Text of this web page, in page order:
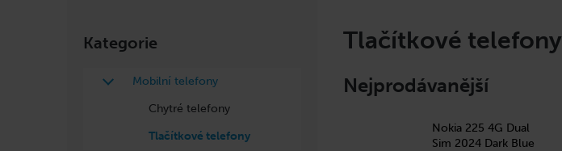
kategorie
Kategorie
telefony
Chytré telefony
Tlačítkové telefony
Tlačítkové telefony
Nejprodávanější
Nokia 225 4G Dual
Sim 2024 Dark Blue
Doporučujeme